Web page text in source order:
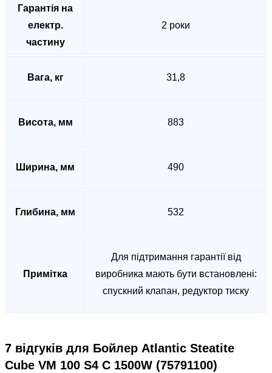
Гарантія на
електр.
частину
2 роки
Вага, кг 31,8
Висота, мм 883
Ширина, мм 490
Глибина, мм 532
Примітка
Для підтримання гарантії від
виробника мають бути встановлені:
спускний клапан, редуктор тиску
7 відгуків для Бойлер Atlantic Steatite
Cube VM 100 S4 C 1500W (75791100)